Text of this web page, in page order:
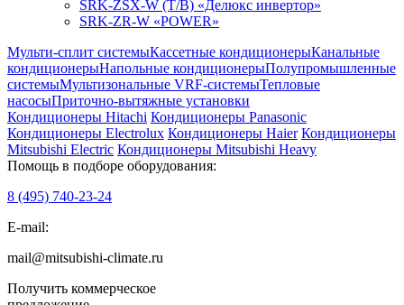
SRK-ZSX-W (T/B) «Делюкс инвертор»
SRK-ZR-W «POWER»
Мульти-сплит системыКассетные кондиционерыКанальные
кондиционерыНапольные кондиционерыПолупромышленные
системыМультизональные VRF-системыТепловые
насосыПриточно-вытяжные установки
Кондиционеры Hitachi Кондиционеры Panasonic
Кондиционеры Electrolux Кондиционеры Haier Кондиционеры
Mitsubishi Electric Кондиционеры Mitsubishi Heavy
Помощь в подборе оборудования:
8 (495) 740-23-24
E-mail:
mail@mitsubishi-climate.ru
Получить коммерческое